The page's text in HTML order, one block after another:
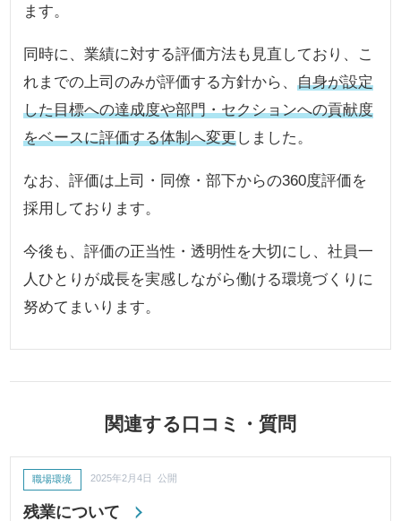
ます。
同時に、業績に対する評価方法も見直しており、こ
れまでの上司のみが評価する方針から、自身が設定
した目標への達成度や部門・セクションへの貢献度
をベースに評価する体制へ変更しました。
なお、評価は上司・同僚・部下からの360度評価を
採用しております。
今後も、評価の正当性・透明性を大切にし、社員一
人ひとりが成長を実感しながら働ける環境づくりに
努めてまいります。
関連する口コミ・質問
残業について
職場環境 2025年2月4日 公開